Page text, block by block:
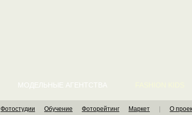
МОДЕЛЬНЫЕ АГЕНТСТВА
Фотостудии Обучение Фоторейтинг Маркет О